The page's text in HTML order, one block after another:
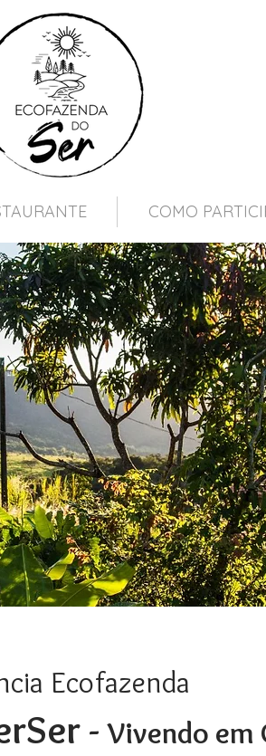
COMO
Ecofazenda
-Vivendo em